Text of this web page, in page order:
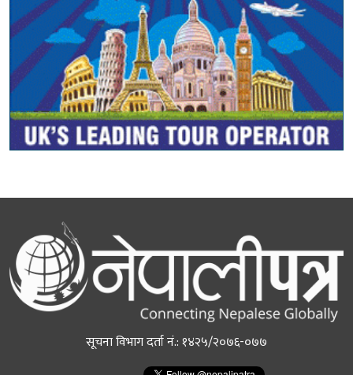
सूचना विभाग दर्ता नं.: १४२५/२०७६-०७७